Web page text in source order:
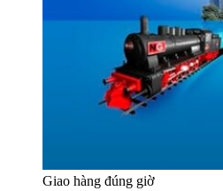
Giao hàng đúng giờ